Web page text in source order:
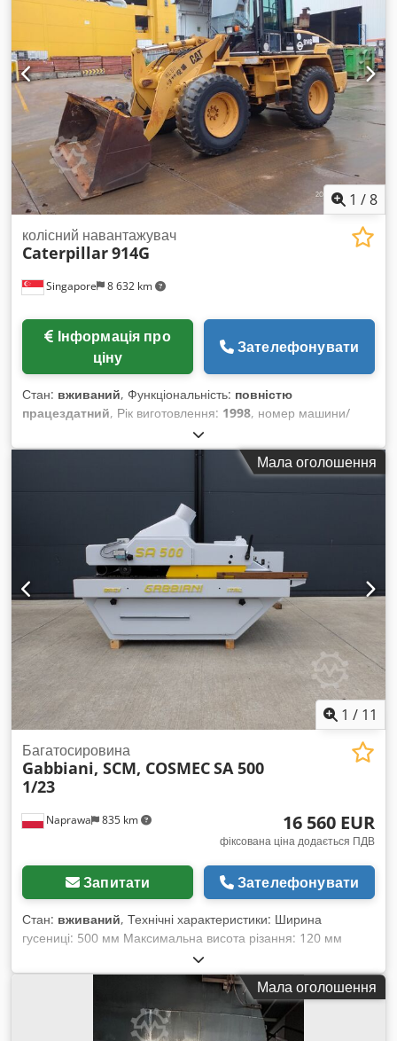
фіксовані ролики для переміщення по підприємству без
додаткових засобів Регульований час роботи через таймер-
реле Лічильник кількості тюків і відпрацьованого часу
Постійний індикатор заповнення та звуковий сигнал про
повне завантаження Електричний викид тюків Швидке
обв'язування та викид тюків (прибл. 15 секунд на тюк)
Висока продуктивність – до 12 тюків на годину при
максимальній вазі тюка до 30 кг. Dcodpfx Aev Rpmcsayok
Онлайн-відео-інспекція через WhatsApp, MS Zoom,
Telegram В наявності у Емскірхені/Нюрнберзі — Доступно
негайно — Можливий тест
1 /8
Singapore 8 632 km
колісний навантажувач
Caterpillar914G
ціну
Зателефонувати
Стан: вживаний, Функціональність: повністю
працездатний, Рік виготовлення: 1998, номер машини/
9WM00651
навантажувач Caterpillar Модель: 914G Dsdpfev Dr Ngsx
Aayjck Серійний номер: 9WM00651 Рік випуску: 1998
Мала оголошення
1 / 11
Naprawa 835 km
Багатосировина
Gabbiani, SCM, COSMECSA 500
1/23
16 560 EUR
фіксована ціна додається ПДВ
Запитати Зателефонувати
Стан: вживаний, Технічні характеристики: Ширина
гусениці: 500 мм Максимальна висота різання: 120 мм
Плавне регулювання подачі Dcsdpfjl Eyfqsx Aayjk
Автоматична система змащення Захист від віддачі Упор
(Culaga) Аварійний вимикач Потужність головного двигуна:
45 кВт Живлення: 380 В Габаритні розміри: Довжина: 2500
мм Ширина: 2200 мм Висота: 2360 мм
Мала оголошення